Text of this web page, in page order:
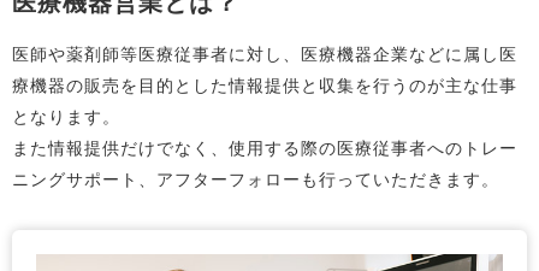
医師や薬剤師等医療従事者に対し、医療機器企業などに属し医
療機器の販売を目的とした情報提供と収集を行うのが主な仕事
となります。
また情報提供だけでなく、使用する際の医療従事者へのトレー
ニングサポート、アフターフォローも行っていただきます。